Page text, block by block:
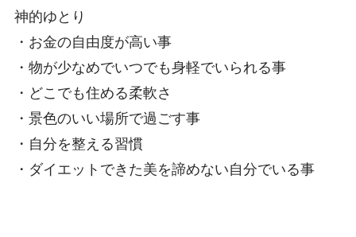
神的ゆとり
・お金の自由度が高い事
・物が少なめでいつでも身軽でいられる事
・どこでも住める柔軟さ
・景色のいい場所で過ごす事
・自分を整える習慣
・ダイエットできた美を諦めない自分でいる事